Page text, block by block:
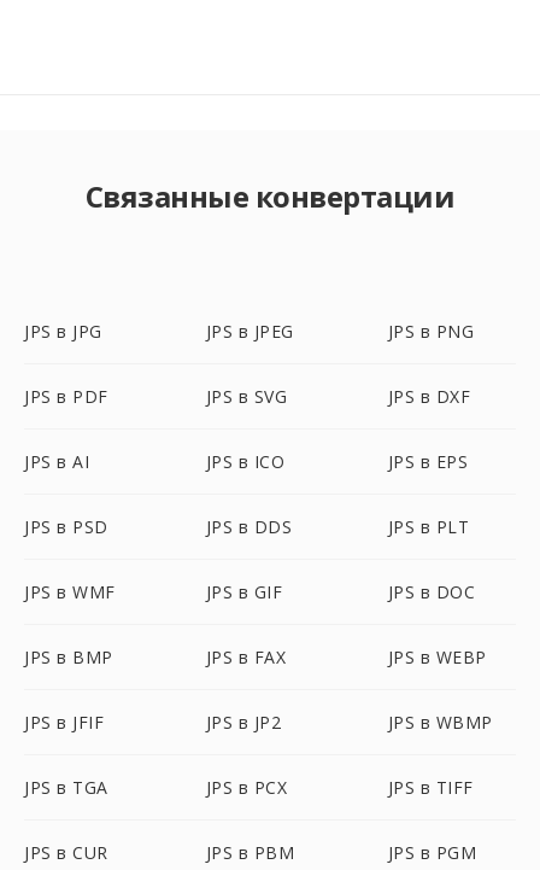
Связанные конвертации
JPS в JPG JPS в JPEG JPS в PNG
JPS в PDF JPS в SVG JPS в DXF
JPS в AI JPS в ICO JPS в EPS
JPS в PSD JPS в DDS JPS в PLT
JPS в WMF JPS в GIF JPS в DOC
JPS в BMP JPS в FAX JPS в WEBP
JPS в JFIF JPS в JP2 JPS в WBMP
JPS в TGA JPS в PCX JPS в TIFF
JPS в CUR JPS в PBM JPS в PGM